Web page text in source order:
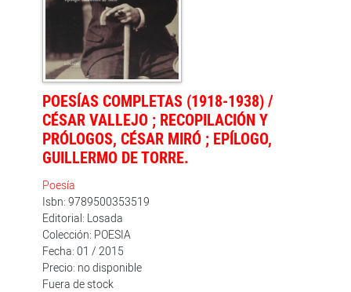
POESÍAS COMPLETAS (1918-1938) /
CÉSAR VALLEJO ; RECOPILACIÓN Y
PRÓLOGOS, CÉSAR MIRÓ ; EPÍLOGO,
GUILLERMO DE TORRE.
Poesía
Isbn: 9789500353519
Editorial: Losada
Colección: POESIA
Fecha: 01 / 2015
Precio: no disponible
Fuera de stock